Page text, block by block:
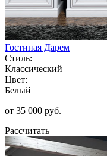
Гостиная Дарем
Стиль:
Классический
Цвет:
Белый
от 35 000 руб.
Рассчитать